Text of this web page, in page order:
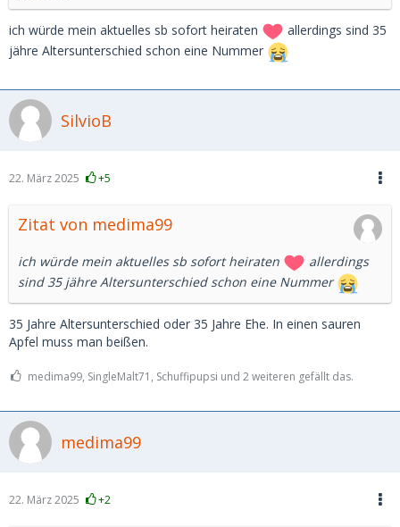
ich würde mein aktuelles sb sofort heiraten
allerdings sind 35
jähre Altersunterschied schon eine Nummer
SilvioB
22. März 2025 +5
Zitat von medima99
ich würde mein aktuelles sb sofort heiraten
allerdings
sind 35 jähre Altersunterschied schon eine Nummer
35 Jahre Altersunterschied oder 35 Jahre Ehe. In einen sauren
Apfel muss man beißen.
medima99, SingleMalt71, Schuffipupsi und 2 weiteren gefällt das.
medima99
22. März 2025 +2